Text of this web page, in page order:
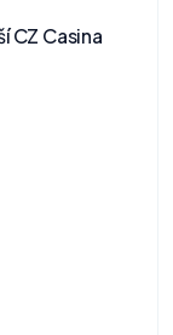
CZ Casina